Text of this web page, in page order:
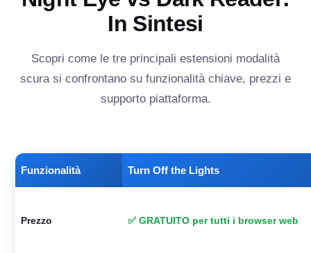
In Sintesi
Scopri come le tre principali estensioni modalità
scura si confrontano su funzionalità chiave, prezzi e
supporto piattaforma.
Funzionalità Turn Off the Lights
Prezzo ✅ GRATUITO per tutti i browser web